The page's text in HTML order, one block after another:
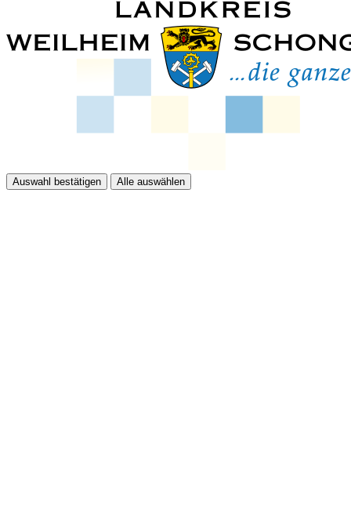
Auswahl bestätigen Alle auswählen